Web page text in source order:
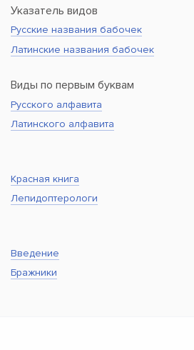
Указатель видов
Русские названия бабочек
Латинские названия бабочек
Виды по первым буквам
Русского алфавита
Латинского алфавита
Красная книга
Лепидоптерологи
Введение
Бражники